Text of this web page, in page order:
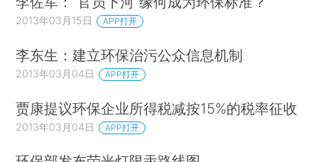
2013年03月15日 APP打开
李东生：建立环保治污公众信息机制
2013年03月04日 APP打开
贾康提议环保企业所得税减按15%的税率征收
2013年03月04日 APP打开